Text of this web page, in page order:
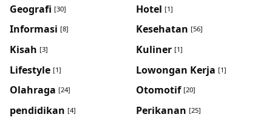
Geografi [30] Hotel [1]
Informasi [8] Kesehatan [56]
Kisah [3] Kuliner [1]
Lifestyle [1] Lowongan Kerja [1]
Olahraga [24] Otomotif [20]
pendidikan [4] Perikanan [25]